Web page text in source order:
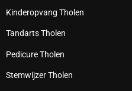
Kinderopvang Tholen
Tandarts Tholen
Pedicure Tholen
Stemwijzer Tholen